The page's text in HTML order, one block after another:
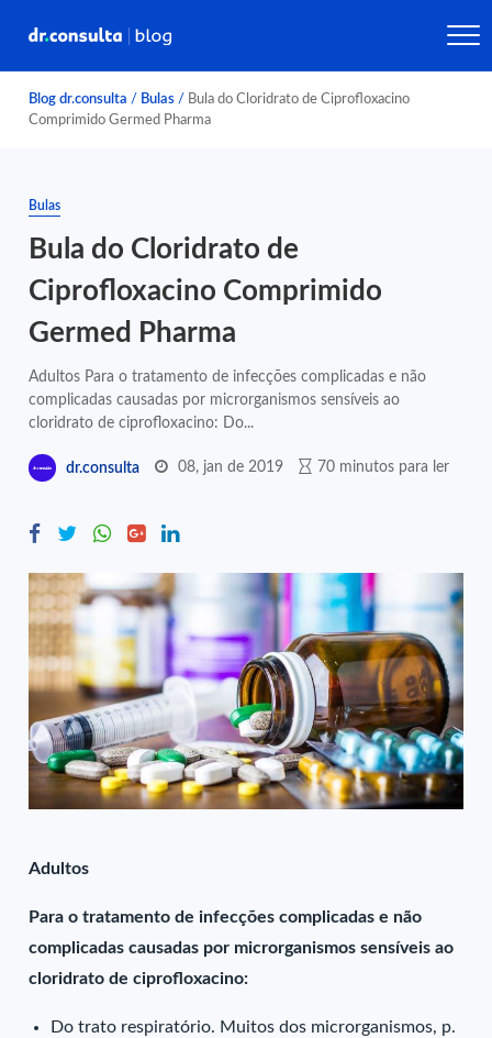
Blog dr.consulta / Bulas / Bula do Cloridrato de Ciprofloxacino
Comprimido Germed Pharma
Bulas
Bula do Cloridrato de
Ciprofloxacino Comprimido
Germed Pharma
Adultos Para o tratamento de infecções complicadas e não
complicadas causadas por microrganismos sensíveis ao
cloridrato de ciprofloxacino: Do...
dr.consulta 08, jan de 2019 70 minutos para ler
Adultos
Para o tratamento de infecções complicadas e não
complicadas causadas por microrganismos sensíveis ao
cloridrato de ciprofloxacino:
Do trato respiratório. Muitos dos microrganismos, p.